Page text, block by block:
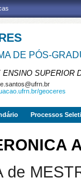
DE PÓS-
ENSINO SUPERIOR
geoceres
Processos
de